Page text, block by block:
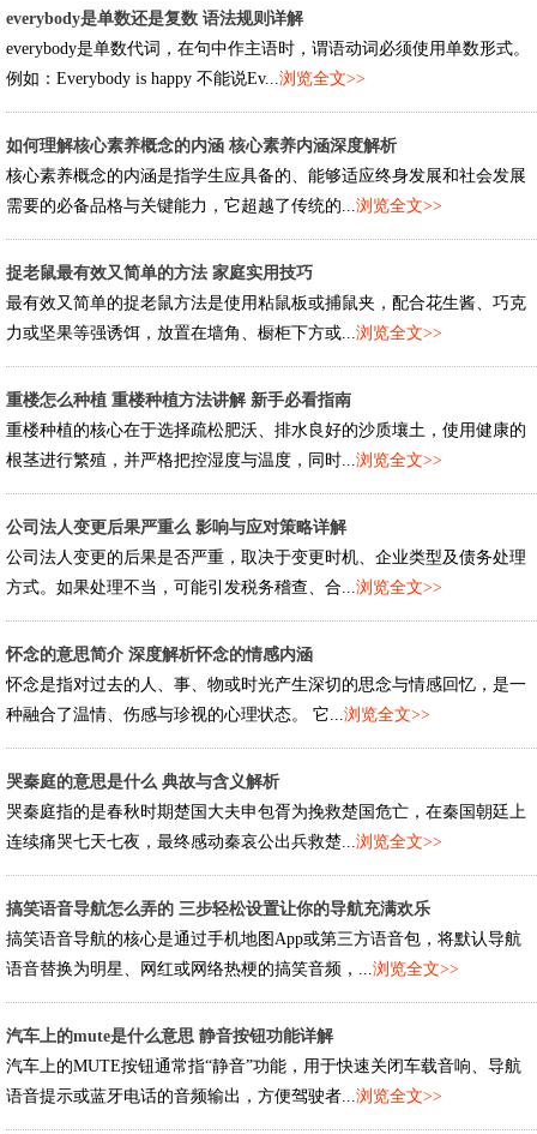
everybody是单数还是复数 语法规则详解
everybody是单数代词，在句中作主语时，谓语动词必须使用单数形式。
例如：Everybody is happy 不能说Ev...浏览全文>>
如何理解核心素养概念的内涵 核心素养内涵深度解析
核心素养概念的内涵是指学生应具备的、能够适应终身发展和社会发展
需要的必备品格与关键能力，它超越了传统的...浏览全文>>
捉老鼠最有效又简单的方法 家庭实用技巧
最有效又简单的捉老鼠方法是使用粘鼠板或捕鼠夹，配合花生酱、巧克
力或坚果等强诱饵，放置在墙角、橱柜下方或...浏览全文>>
重楼怎么种植 重楼种植方法讲解 新手必看指南
重楼种植的核心在于选择疏松肥沃、排水良好的沙质壤土，使用健康的
根茎进行繁殖，并严格把控湿度与温度，同时...浏览全文>>
公司法人变更后果严重么 影响与应对策略详解
公司法人变更的后果是否严重，取决于变更时机、企业类型及债务处理
方式。如果处理不当，可能引发税务稽查、合...浏览全文>>
怀念的意思简介 深度解析怀念的情感内涵
怀念是指对过去的人、事、物或时光产生深切的思念与情感回忆，是一
种融合了温情、伤感与珍视的心理状态。 它...浏览全文>>
哭秦庭的意思是什么 典故与含义解析
哭秦庭指的是春秋时期楚国大夫申包胥为挽救楚国危亡，在秦国朝廷上
连续痛哭七天七夜，最终感动秦哀公出兵救楚...浏览全文>>
搞笑语音导航怎么弄的 三步轻松设置让你的导航充满欢乐
搞笑语音导航的核心是通过手机地图App或第三方语音包，将默认导航
语音替换为明星、网红或网络热梗的搞笑音频，...浏览全文>>
汽车上的mute是什么意思 静音按钮功能详解
汽车上的MUTE按钮通常指“静音”功能，用于快速关闭车载音响、导航
语音提示或蓝牙电话的音频输出，方便驾驶者...浏览全文>>